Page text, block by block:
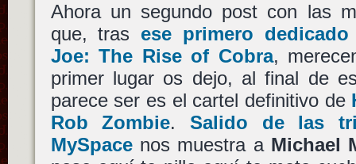
Ahora un segundo post con las
que, tras ese primero
Joe: The Rise of Cobra,
primer lugar os dejo, al final de
parece ser es el cartel definitivo de
Rob Zombie. Salido de las
MySpacenos muestra a Michael